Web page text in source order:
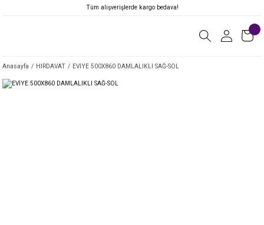
Tüm alışverişlerde kargo bedava!
Anasayfa HIRDAVAT EVİYE 500X860 DAMLALIKLI SAĞ-SOL